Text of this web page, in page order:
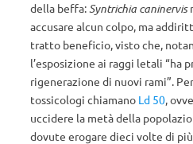
della beffa:Syntrichia caninervis
accusare alcun colpo, ma
tratto beneficio, visto che,
l’esposizione ai raggi letali “ha
rigenerazione di nuovi rami”.
tossicologi chiamano Ld 50,
uccidere la metà della
dovute erogare dieci volte di